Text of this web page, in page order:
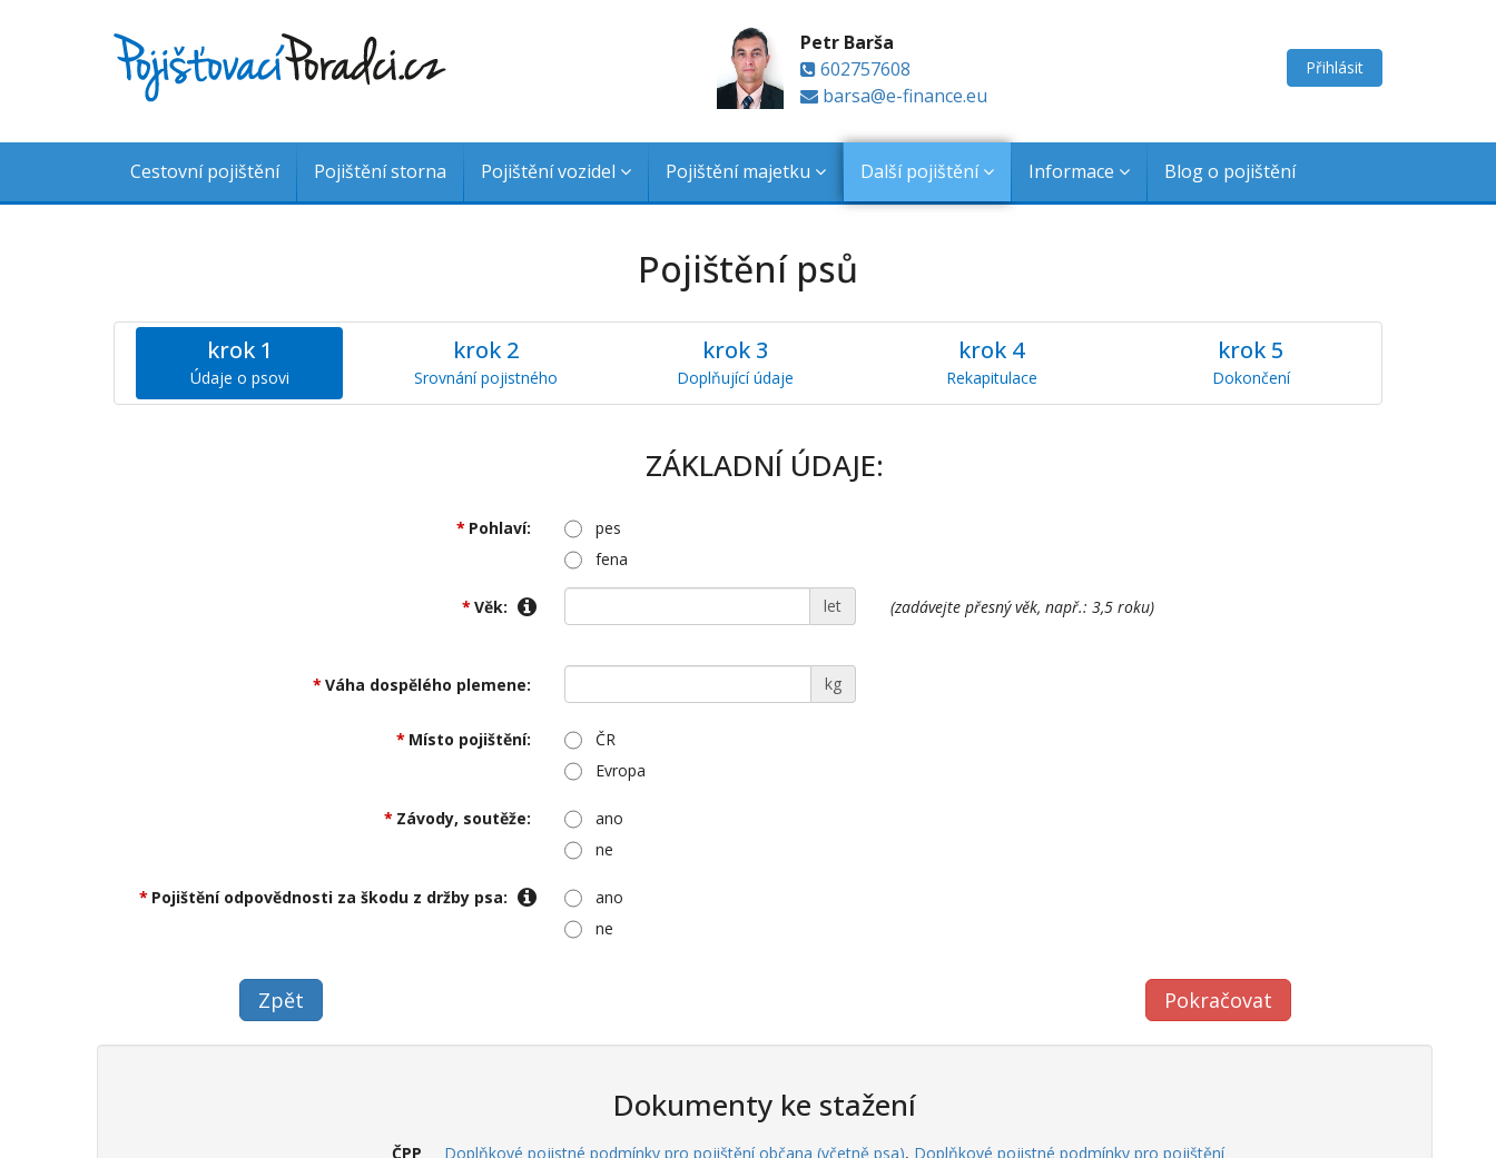
Petr Barša
602757608
barsa@e-finance.eu
Přihlásit
Cestovní pojištění Pojištění storna Pojištění vozidel Pojištění majetku Další pojištění Informace Blog o pojištění
Pojištění psů
krok 1
Údaje o psovi
krok 2
Srovnání pojistného
krok 3
Doplňující údaje
krok 4
Rekapitulace
krok 5
Dokončení
ZÁKLADNÍ ÚDAJE:
Pohlaví:
pes
fena
Věk: let (zadávejte přesný věk, např.: 3,5 roku)
Váha dospělého plemene: kg
Místo pojištění:
ČR
Evropa
Závody, soutěže:
ano
ne
Pojištění odpovědnosti za škodu z držby psa:
ano
ne
Dokumenty ke stažení
ČPP Doplňkové pojistné podmínky pro pojištění občana (včetně psa), Doplňkové pojistné podmínky pro pojištění